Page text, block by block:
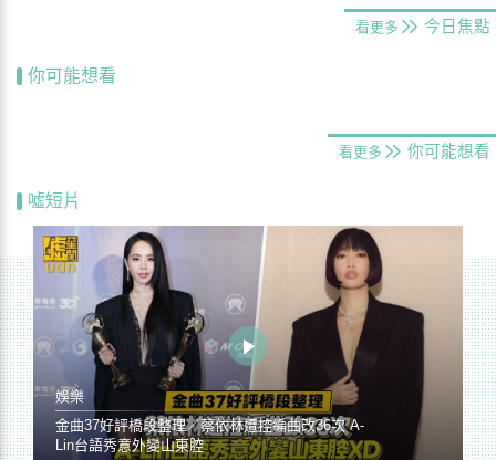
看更多 今日焦點
你可能想看
看更多 你可能想看
噓短片
娛樂
金曲37好評橋段整理／蔡依林遭控編曲改36次 A-
Lin台語秀意外變山東腔